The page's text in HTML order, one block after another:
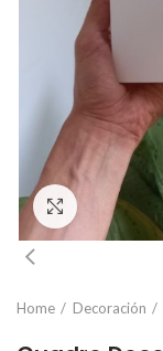
Click para
Home Decoración